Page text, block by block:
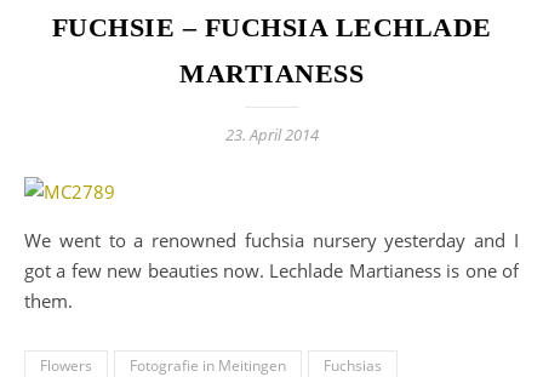
FUCHSIE – FUCHSIA LECHLADE
MARTIANESS
23. April 2014
We went to a renowned fuchsia nursery yesterday and I
got a few new beauties now. Lechlade Martianess is one of
them.
Flowers Fotografie in Meitingen
Fuchsias